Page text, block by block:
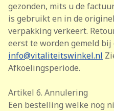
gezonden, mits u de
is gebruikt en in de
verpakking verkeert.
eerst te worden gemeld
info@vitaliteitswinkel.nl
Afkoelingsperiode.
Artikel 6. Annulering
Een bestelling welke nog